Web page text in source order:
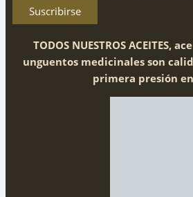
TODOS NUESTROS ACEITES,
unguentos medicinales son
primera presión